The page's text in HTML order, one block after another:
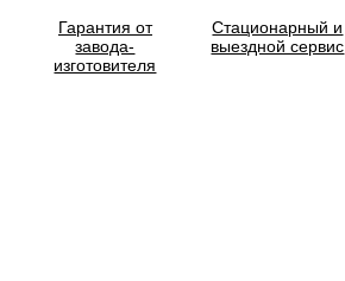
Гарантия от
завода-
изготовителя
Стационарный и
выездной сервис